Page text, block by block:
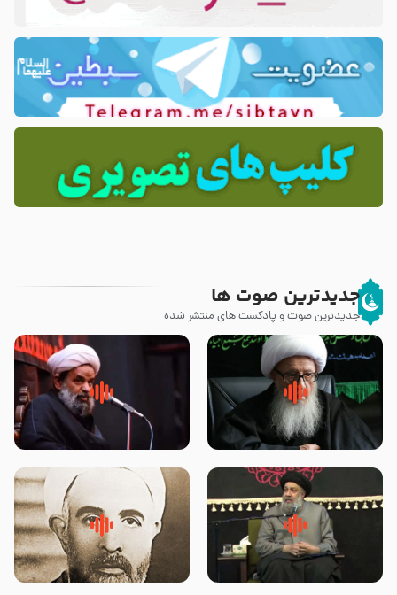
جدیدترین صوت ها
جدیدترین صوت و پادکست های منتشر شده
زوّار اربعین امام حسین (علیه
السلام) با این اشتیاق به زیارت
روضه جانسوز پاره های جگر امام
حسن مجتبی علیه السلام-حجت
لقب حضرت رقیه سلام الله علیها به
چه معناست – حجت الاسلام علوی
روضه‌ی مجلس یزید ملعون و
اسارت اهل‌بیت علیهم‌السلام –